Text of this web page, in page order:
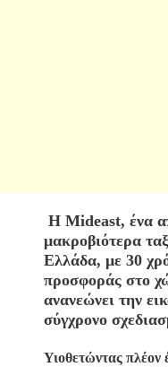
Η Mideast, ένα
μακροβιότερα
Ελλάδα, με 30
προσφοράς στο
ανανεώνει την
σύγχρονο
Υιοθετώντας